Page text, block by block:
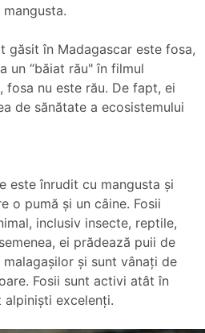
găsit în Madagascar este fosa,
un “băiat rău" în filmul
fosa nu este rău. De fapt, ei
de sănătate a ecosistemului
este înrudit cu mangusta şi
o pumă şi un câine. Fosii
inclusiv insecte, reptile,
ei prădează puii de
şi sunt vânați de
Fosii sunt activi atât în
alpinişti excelenți.